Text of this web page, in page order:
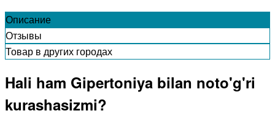
Описание
Отзывы
Товар в других городах
Hali ham Gipertoniya bilan noto'g'ri
kurashasizmi?